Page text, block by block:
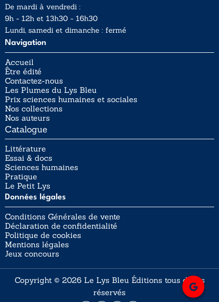
De mardi à vendredi :
9h - 12h et 13h30 - 16h30
Lundi, samedi et dimanche : fermé
Navigation
Accueil
Être édité
Contactez-nous
Les Plumes du Lys Bleu
Prix sciences humaines et sociales
Nos collections
Nos auteurs
Catalogue
Littérature
Essai & docs
Sciences humaines
Pratique
Le Petit Lys
Données légales
Conditions Générales de vente
Déclaration de confidentialité
Politique de cookies
Mentions légales
Jeux concours
Copyright © 2026 Le Lys Bleu Éditions tous droits
réservés